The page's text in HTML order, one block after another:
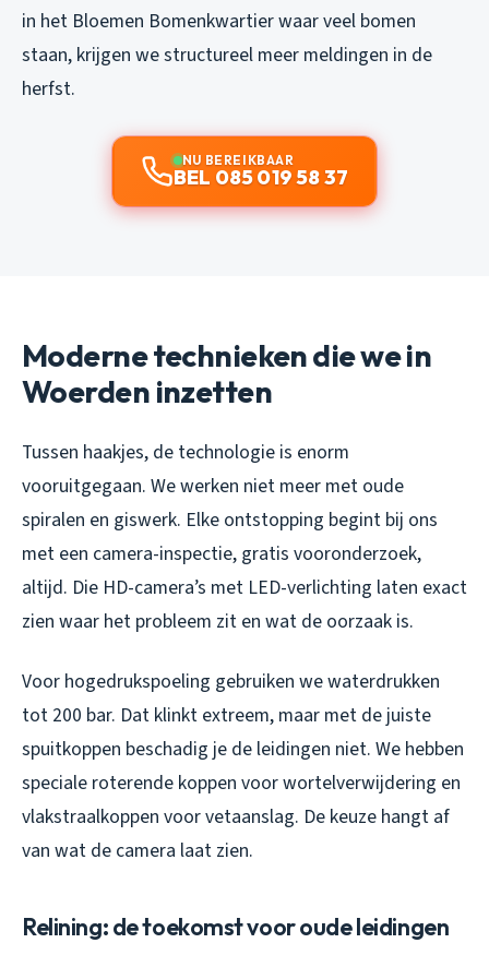
in het Bloemen Bomenkwartier waar veel bomen
staan, krijgen we structureel meer meldingen in de
herfst.
NU BEREIKBAAR
BEL 085 019 58 37
Moderne technieken die we in
Woerden inzetten
Tussen haakjes, de technologie is enorm
vooruitgegaan. We werken niet meer met oude
spiralen en giswerk. Elke ontstopping begint bij ons
met een camera-inspectie, gratis vooronderzoek,
altijd. Die HD-camera’s met LED-verlichting laten exact
zien waar het probleem zit en wat de oorzaak is.
Voor hogedrukspoeling gebruiken we waterdrukken
tot 200 bar. Dat klinkt extreem, maar met de juiste
spuitkoppen beschadig je de leidingen niet. We hebben
speciale roterende koppen voor wortelverwijdering en
vlakstraalkoppen voor vetaanslag. De keuze hangt af
van wat de camera laat zien.
Relining: de toekomst voor oude leidingen